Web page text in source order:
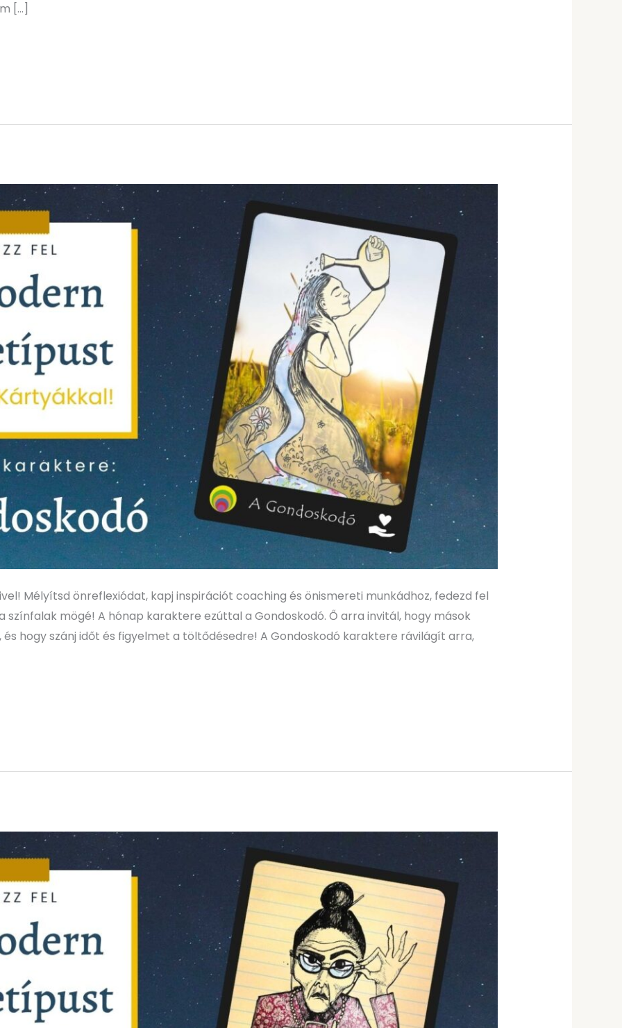
[…]
Mélyítsd önreflexiódat, kapj inspirációt coaching és önismereti munkádhoz, fedezd fel
színfalak mögé! A hónap karaktere ezúttal a Gondoskodó. Ő arra invitál, hogy mások
hogy szánj időt és figyelmet a töltődésedre! A Gondoskodó karaktere rávilágít arra,